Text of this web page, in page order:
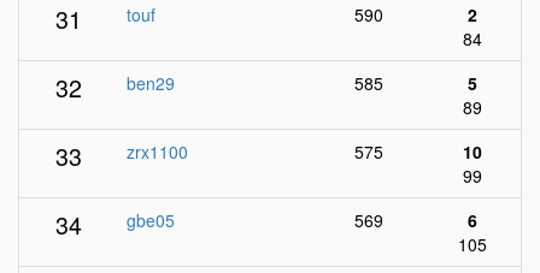
31 touf 590
2
84
32 ben29 585
5
89
33 zrx1100 575
10
99
34 gbe05 569
6
105